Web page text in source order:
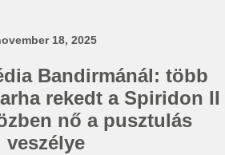
18, 2025
Bandirmánál: több
rekedt a Spiridon II
nő a pusztulás
veszélye